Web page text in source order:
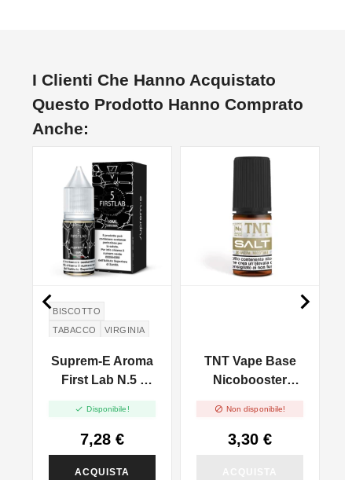
I Clienti Che Hanno Acquistato
Questo Prodotto Hanno Comprato
Anche:
BISCOTTO
TABACCO
VIRGINIA
Suprem-E Aroma
First Lab N.5 -
 Disponibile!
7,28 €
ACQUISTA
TNT Vape Base
Nicobooster
Con Sali Di
Nicotina - 10ml
 Non disponibile!
3,30 €
NON DISPONIBILE
 